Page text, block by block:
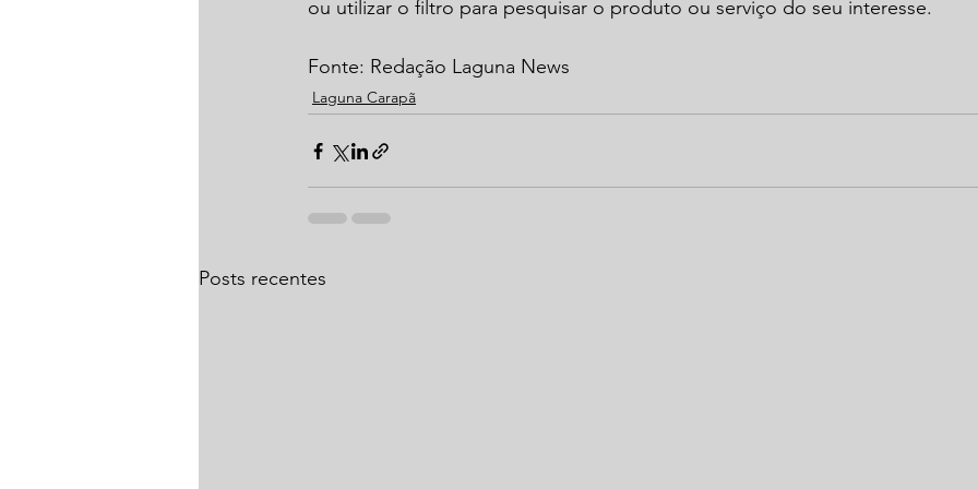
ou utilizar o filtro para pesquisar o produto ou serviço do seu interesse.
Fonte: Redação Laguna News
Laguna Carapã
Posts recentes